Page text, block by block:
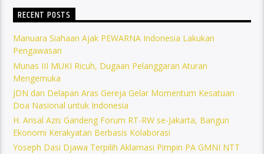
RECENT POSTS
Manuara Siahaan Ajak PEWARNA Indonesia Lakukan
Pengawasan
Munas III MUKI Ricuh, Dugaan Pelanggaran Aturan
Mengemuka
JDN dan Delapan Aras Gereja Gelar Momentum Kesatuan
Doa Nasional untuk Indonesia
H. Arisal Azis Gandeng Forum RT-RW se-Jakarta, Bangun
Ekonomi Kerakyatan Berbasis Kolaborasi
Yoseph Dasi Djawa Terpilih Aklamasi Pimpin PA GMNI NTT